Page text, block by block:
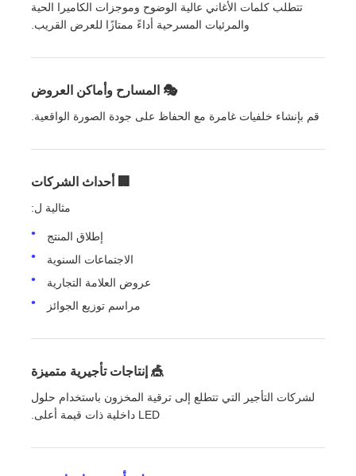
تتطلب كلمات الأغاني عالية الوضوح وموجزات الكاميرا الحية
والمرئيات المسرحية أداءً ممتازًا للعرض القريب.
🎭 المسارح وأماكن العروض
قم بإنشاء خلفيات غامرة مع الحفاظ على جودة الصورة الواقعية.
🏢 أحداث الشركات
مثالية ل:
إطلاق المنتج
الاجتماعات السنوية
عروض العلامة التجارية
مراسم توزيع الجوائز
🎪 إنتاجات تأجيرية متميزة
لشركات التأجير التي تتطلع إلى ترقية المخزون باستخدام حلول
LED داخلية ذات قيمة أعلى.